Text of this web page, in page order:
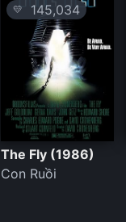
💛 145,034
The Fly (1986)
Con Ruồi